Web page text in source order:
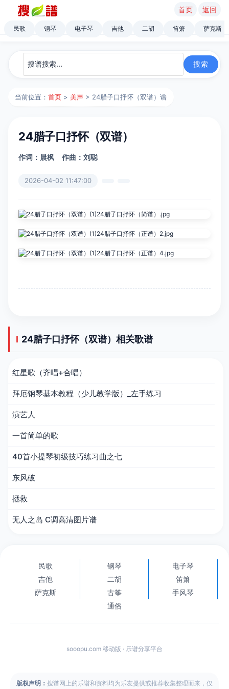
首页 返回
民歌 钢琴 电子琴 吉他 二胡 笛箫 萨克斯
当前位置：首页 >美声 > 24腊子口抒怀（双谱）谱
24腊子口抒怀（双谱）
作词：晨枫 作曲：刘聪
2026-04-02 11:47:00
24腊子口抒怀（双谱）相关歌谱
红星歌（齐唱+合唱）
拜厄钢琴基本教程（少儿教学版）_左手练习
演艺人
一首简单的歌
40首小提琴初级技巧练习曲之七
东风破
拯救
无人之岛 C调高清图片谱
民歌 钢琴
电子琴
吉他
二胡
笛箫
萨克斯
古筝
手风琴
通俗
sooopu.com 移动版 · 乐谱分享平台
版权声明： 搜谱网上的乐谱和资料均为乐友提供或推荐收集整理而来，仅